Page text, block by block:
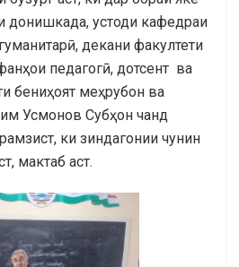
донишкада, устоди кафедраи
декани факултети
педагогӣ, дотсент ва
бениҳоят меҳрубон ва
Усмонов Субҳон чанд
ки зиндагонии чунин
мактаб аст.